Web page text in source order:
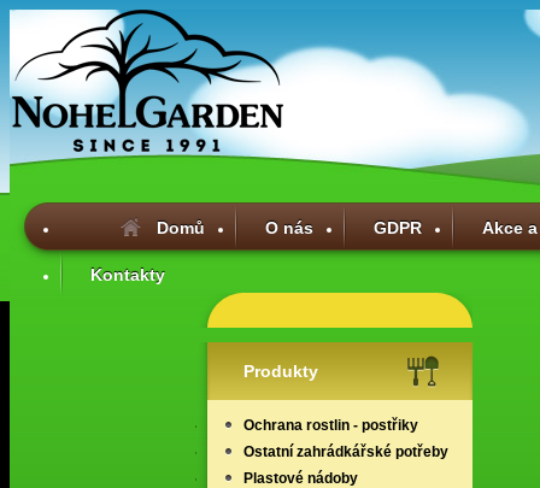
Domů O nás GDPR Akce
Kontakty
Produkty
Ochrana rostlin - postřiky
Ostatní zahrádkářské potřeby
Plastové nádoby